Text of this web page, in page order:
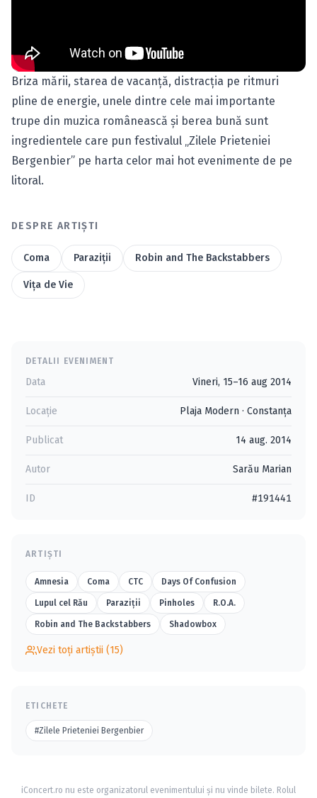
Briza mării, starea de vacanţă, distracţia pe ritmuri
pline de energie, unele dintre cele mai importante
trupe din muzica românească şi berea bună sunt
ingredientele care pun festivalul „Zilele Prieteniei
Bergenbier” pe harta celor mai hot evenimente de pe
litoral.
DESPRE ARTIȘTI
Coma Paraziţii Robin and The Backstabbers
Viţa de Vie
DETALII EVENIMENT
Data Vineri, 15–16 aug 2014
Locație Plaja Modern · Constanţa
Publicat 14 aug. 2014
Autor Sarău Marian
ID #191441
ARTIȘTI
Amnesia Coma CTC Days Of Confusion
Lupul cel Rău Paraziţii Pinholes R.O.A.
Robin and The Backstabbers Shadowbox
Vezi toți artiștii (15)
ETICHETE
#Zilele Prieteniei Bergenbier
iConcert.ro nu este organizatorul evenimentului și nu vinde bilete. Rolul